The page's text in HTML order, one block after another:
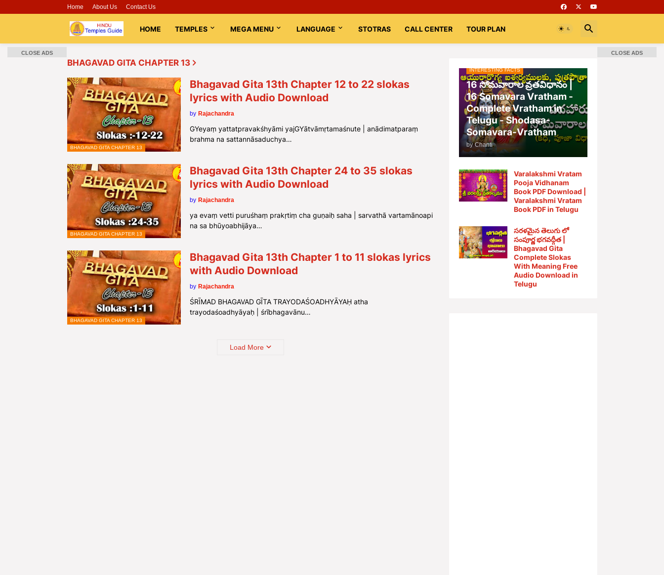
Home About Us Contact Us
HOME TEMPLES MEGA MENU LANGUAGE STOTRAS CALL CENTER TOUR PLAN
BHAGAVAD GITA CHAPTER 13
BHAGAVAD GITA CHAPTER 13
Bhagavad Gita 13th Chapter 12 to 22 slokas
lyrics with Audio Download
by Rajachandra
GYeyaṃ yattatpravakśhyāmi yajGYātvāmṛtamaśnute | anādimatparaṃ
brahma na sattannāsaduchya…
BHAGAVAD GITA CHAPTER 13
Bhagavad Gita 13th Chapter 24 to 35 slokas
lyrics with Audio Download
by Rajachandra
ya evaṃ vetti puruśhaṃ prakṛtiṃ cha guṇaiḥ saha | sarvathā vartamānoapi
na sa bhūyoabhijāya…
BHAGAVAD GITA CHAPTER 13
Bhagavad Gita 13th Chapter 1 to 11 slokas lyrics
with Audio Download
by Rajachandra
ŚRĪMAD BHAGAVAD GĪTA TRAYODAŚOADHYĀYAḤ atha
trayodaśoadhyāyaḥ | śrībhagavānu…
Load More
INTERESTING FACTS
16 సోమవారాల వ్రతవిధానం |
16 Somavara Vratham -
Complete Vratham in
Telugu - Shodasa-
Somavara-Vratham
by Chanti
Varalakshmi Vratam
Pooja Vidhanam
Book PDF Download |
Varalakshmi Vratam
Book PDF in Telugu
సరళమైన తెలుగు లో
సంపూర్ణ భగవద్గీత |
Bhagavad Gita
Complete Slokas
With Meaning Free
Audio Download in
Telugu
CLOSE ADS CLOSE ADS